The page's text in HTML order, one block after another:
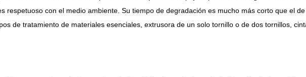
respetuoso con el medio ambiente. Su tiempo de degradación es mucho más corto que el
de tratamiento de materiales esenciales, extrusora de un solo tornillo o de dos tornillos,